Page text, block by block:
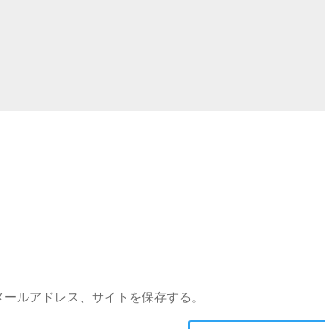
ルアドレス、サイトを保存する。